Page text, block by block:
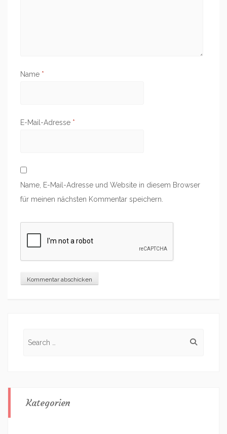
Name *
E-Mail-Adresse *
Name, E-Mail-Adresse und Website in diesem Browser
für meinen nächsten Kommentar speichern.
Kategorien